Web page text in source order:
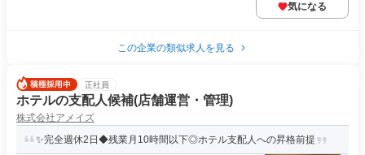
気になる
この企業の類似求人を見る
正社員
ホテルの支配人候補(店舗運営・管理)
株式会社アメイズ
✨完全週休2日◆残業月10時間以下◎ホテル支配人への昇格前提